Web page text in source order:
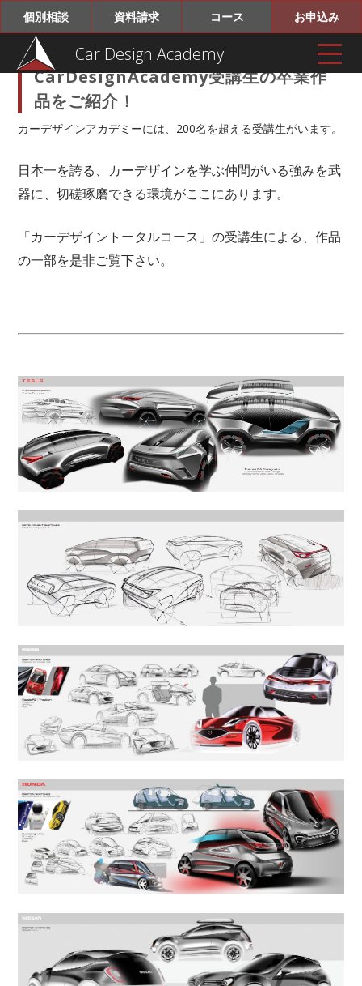
Car Design Academy
個別相談 資料請求 コース お申込み
CarDesignAcademy受講生の卒業作
品をご紹介！
カーデザインアカデミーには、200名を超える受講生がいます。
日本一を誇る、カーデザインを学ぶ仲間がいる強みを武
器に、切磋琢磨できる環境がここにあります。
「カーデザイントータルコース」の受講生による、作品
の一部を是非ご覧下さい。